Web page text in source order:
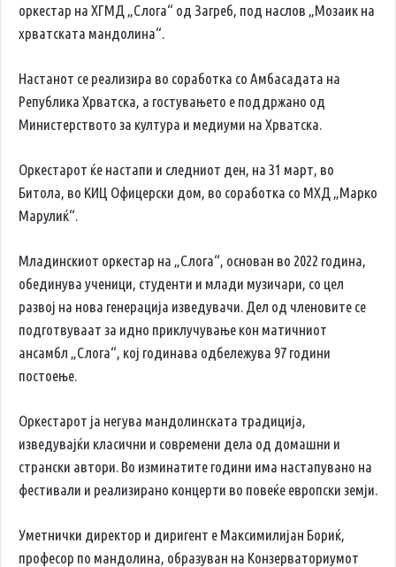
оркестар на ХГМД „Слога“ од Загреб, под наслов „Мозаик на
хрватската мандолина“.
Настанот се реализира во соработка со Амбасадата на
Република Хрватска, а гостувањето е поддржано од
Министерството за култура и медиуми на Хрватска.
Оркестарот ќе настапи и следниот ден, на 31 март, во
Битола, во КИЦ Офицерски дом, во соработка со МХД „Марко
Марулиќ“.
Младинскиот оркестар на „Слога“, основан во 2022 година,
обединува ученици, студенти и млади музичари, со цел
развој на нова генерација изведувачи. Дел од членовите се
подготвуваат за идно приклучување кон матичниот
ансамбл „Слога“, кој годинава одбележува 97 години
постоење.
Оркестарот ја негува мандолинската традиција,
изведувајќи класични и современи дела од домашни и
странски автори. Во изминатите години има настапувано на
фестивали и реализирано концерти во повеќе европски земји.
Уметнички директор и диригент е Максимилијан Бориќ,
професор по мандолина, образуван на Конзерваториумот